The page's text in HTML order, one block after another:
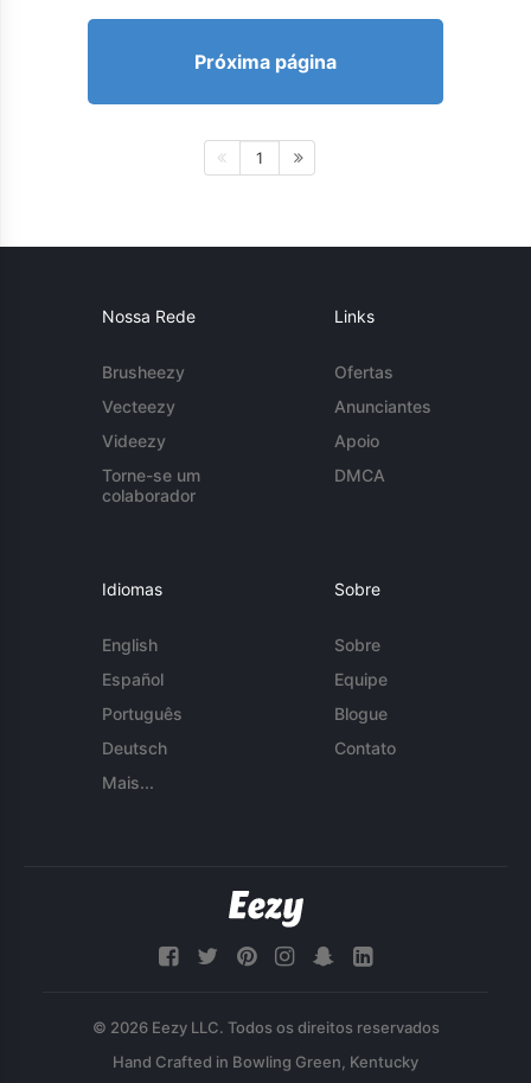
Próxima página
1
Nossa Rede
Brusheezy
Vecteezy
Videezy
Torne-se um
colaborador
Links
Ofertas
Anunciantes
Apoio
DMCA
Idiomas
English
Español
Português
Deutsch
Mais...
Sobre
Sobre
Equipe
Blogue
Contato
© 2026 Eezy LLC. Todos os direitos reservados